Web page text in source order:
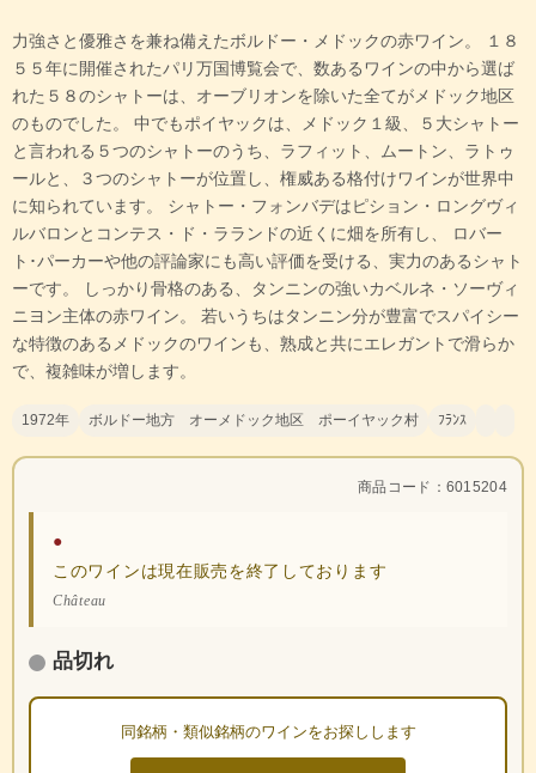
力強さと優雅さを兼ね備えたボルドー・メドックの赤ワイン。 １８
５５年に開催されたパリ万国博覧会で、数あるワインの中から選ば
れた５８のシャトーは、オーブリオンを除いた全てがメドック地区
のものでした。 中でもポイヤックは、メドック１級、５大シャトー
と言われる５つのシャトーのうち、ラフィット、ムートン、ラトゥ
ールと、３つのシャトーが位置し、権威ある格付けワインが世界中
に知られています。 シャトー・フォンバデはピション・ロングヴィ
ルバロンとコンテス・ド・ラランドの近くに畑を所有し、 ロバー
ト･パーカーや他の評論家にも高い評価を受ける、実力のあるシャト
ーです。 しっかり骨格のある、タンニンの強いカベルネ・ソーヴィ
ニヨン主体の赤ワイン。 若いうちはタンニン分が豊富でスパイシー
な特徴のあるメドックのワインも、熟成と共にエレガントで滑らか
で、複雑味が増します。
1972年 ボルドー地方 オーメドック地区 ポーイヤック村 ﾌﾗﾝｽ
商品コード：6015204
●
このワインは現在販売を終了しております
Château
品切れ
同銘柄・類似銘柄のワインをお探しします